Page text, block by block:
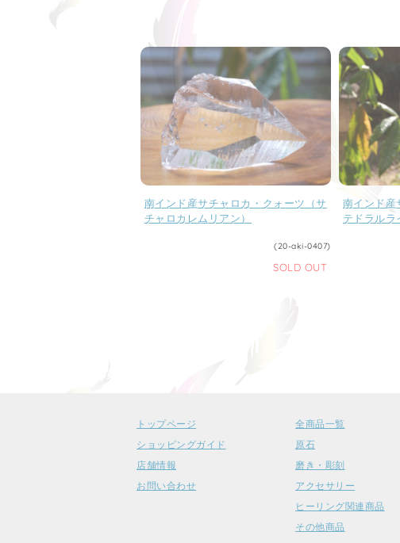
南インド産サチャロカ・クォーツ（サ
チャロカレムリアン）
(20-aki-0407)
SOLD OUT
南インド産
テドラルラ
トップページ
ショッピングガイド
店舗情報
お問い合わせ
全商品一覧
原石
磨き・彫刻
アクセサリー
ヒーリング関連商品
その他商品